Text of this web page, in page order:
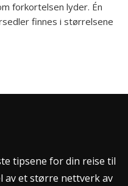
forkortelsen lyder. Én
finnes i størrelsene
tipsene for din reise til
av et større nettverk av